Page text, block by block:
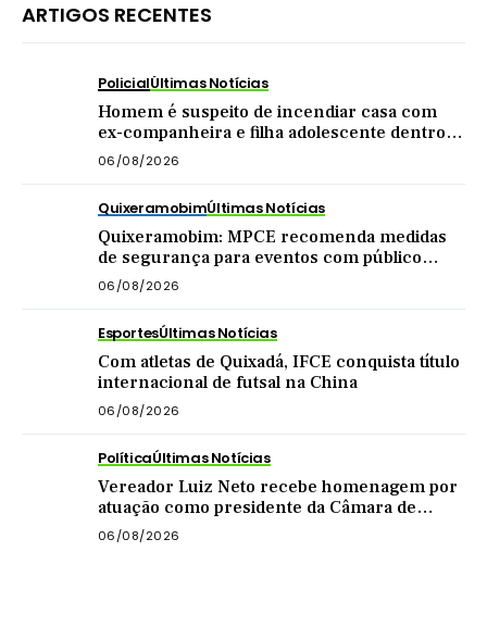
ARTIGOS RECENTES
PolicialÚltimas Notícias
Homem é suspeito de incendiar casa com
ex-companheira e filha adolescente dentro
do imóvel
06/08/2026
QuixeramobimÚltimas Notícias
Quixeramobim: MPCE recomenda medidas
de segurança para eventos com público
acima de mil pessoas
06/08/2026
EsportesÚltimas Notícias
Com atletas de Quixadá, IFCE conquista título
internacional de futsal na China
06/08/2026
PolíticaÚltimas Notícias
Vereador Luiz Neto recebe homenagem por
atuação como presidente da Câmara de
Quixadá
06/08/2026